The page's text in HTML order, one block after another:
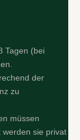
Tagen (bei
der
zu
müssen
werden sie privat